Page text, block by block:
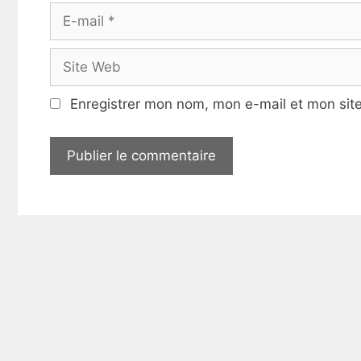
m
m
l
t
W
b
Enregistrer mon nom, mon e-mail et mon